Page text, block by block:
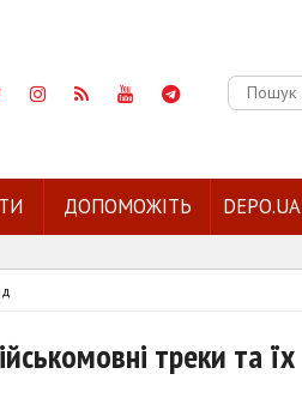
Пошук:
ДОПОМОЖІТЬ DEPO.UA
треки та їх